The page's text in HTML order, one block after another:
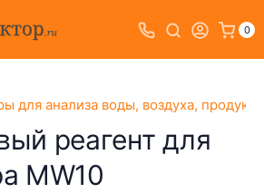
0
для анализа воды, воздуха,
реагент для
MW10